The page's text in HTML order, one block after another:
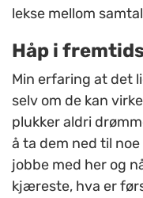
lekse mellom
Håp i
Min erfaring at det
selv om de kan
plukker aldri
å ta dem ned til
jobbe med her og
kjæreste, hva er